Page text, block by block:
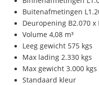
Buitenafmetingen
Deuropening B2.070 x
Volume 4,08 m³
Leeg gewicht 575 kgs
Max lading 2.330 kgs
Max gewicht 3.000 kgs
Standaard kleur